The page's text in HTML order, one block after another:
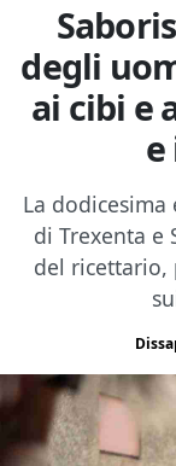
degli
ai cibi e
La
di Trexenta e
del ricettario,